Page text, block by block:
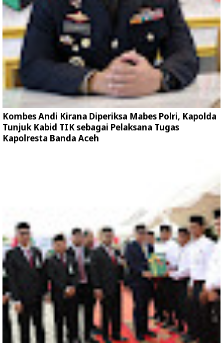
Kombes Andi Kirana Diperiksa Mabes Polri, Kapolda
Tunjuk Kabid TIK sebagai Pelaksana Tugas
Kapolresta Banda Aceh